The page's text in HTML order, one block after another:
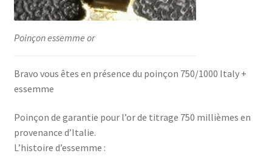
Poinçon essemme or
Bravo vous êtes en présence du poinçon 750/1000 Italy +
essemme
Poinçon de garantie pour l’or de titrage 750 millièmes en
provenance d’Italie.
L’histoire d’essemme :